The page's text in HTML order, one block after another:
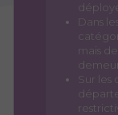
Dans
mais
Sur les